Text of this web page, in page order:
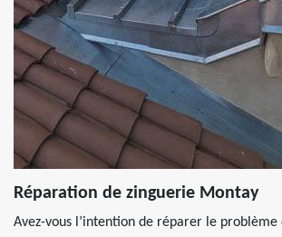
Réparation de zinguerie Montay
Avez-vous l’intention de réparer le